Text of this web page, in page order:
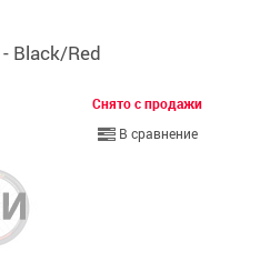
Black/Red
Снято с продажи
В сравнение